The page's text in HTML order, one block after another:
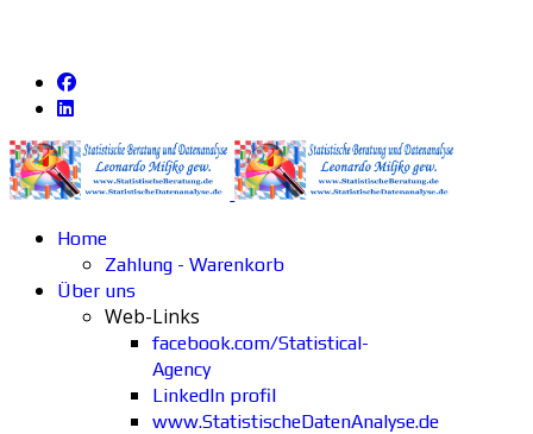
Home
Zahlung - Warenkorb
Über uns
Web-Links
facebook.com/Statistical-
Agency
LinkedIn profil
www.StatistischeDatenAnalyse.de